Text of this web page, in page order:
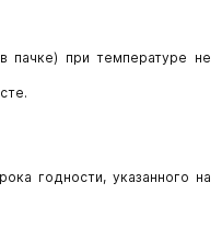
пачке) при температуре не
годности, указанного на